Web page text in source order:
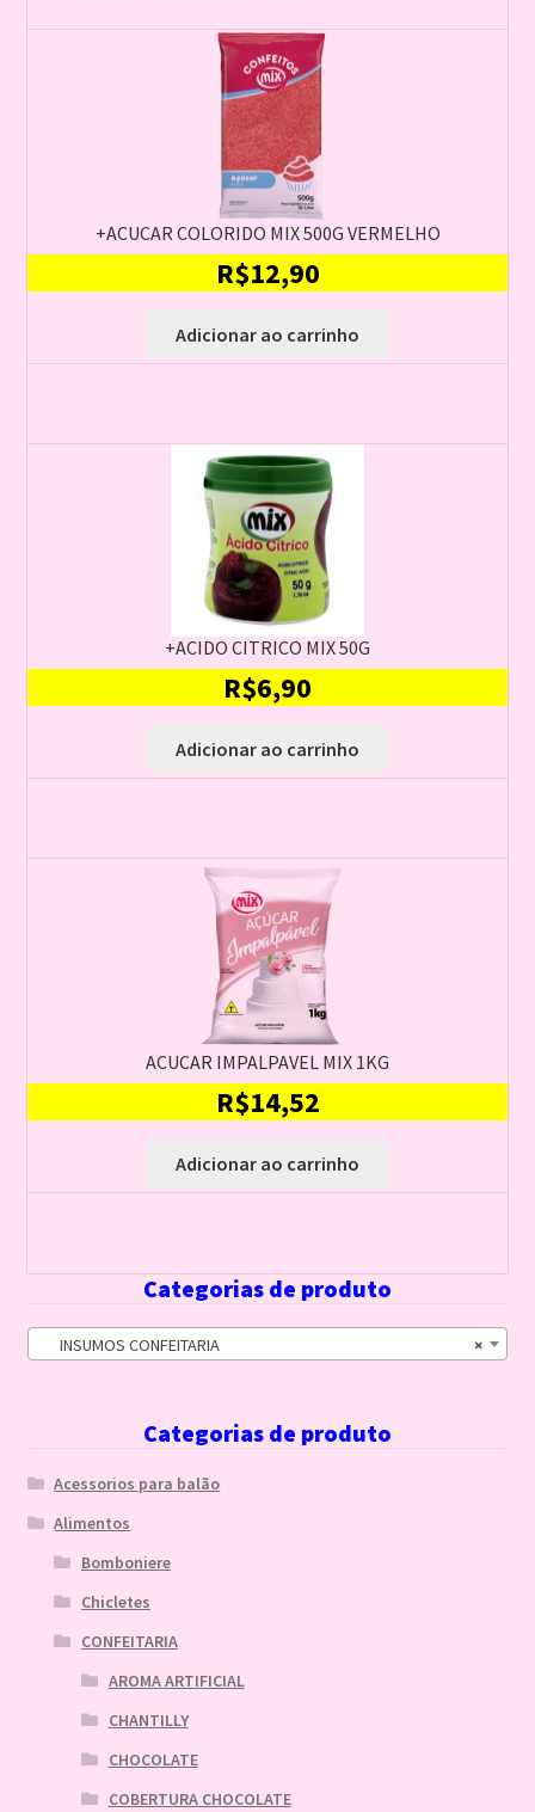
+ACUCAR COLORIDO MIX 500G VERMELHO
R$12,90
Adicionar ao carrinho
+ACIDO CITRICO MIX 50G
R$6,90
Adicionar ao carrinho
ACUCAR IMPALPAVEL MIX 1KG
R$14,52
Adicionar ao carrinho
Categorias de produto
×
INSUMOS CONFEITARIA
Categorias de produto
Acessorios para balão
Alimentos
Bomboniere
Chicletes
CONFEITARIA
AROMA ARTIFICIAL
CHANTILLY
CHOCOLATE
COBERTURA CHOCOLATE